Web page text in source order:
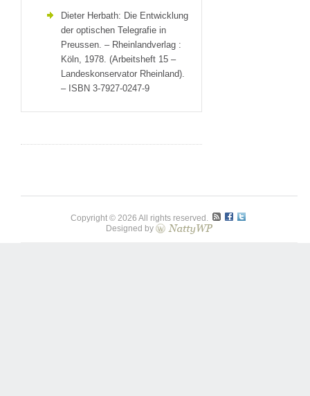
Dieter Herbath: Die Entwicklung
der optischen Telegrafie in
Preussen. – Rheinlandverlag :
Köln, 1978. (Arbeitsheft 15 –
Landeskonservator Rheinland).
– ISBN 3-7927-0247-9
Copyright © 2026 All rights reserved.
Designed by